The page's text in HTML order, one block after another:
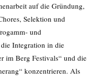
auf die Gründung,
Selektion und
und
Integration in die
im Berg Festivals“ und die
konzentrieren. Als